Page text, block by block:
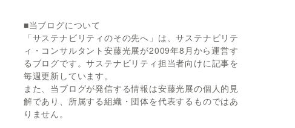
■当ブログについて
「サステナビリティのその先へ」は、サステナビリテ
ィ・コンサルタント安藤光展が2009年8月から運営す
るブログです。サステナビリティ担当者向けに記事を
毎週更新しています。
また、当ブログが発信する情報は安藤光展の個人的見
解であり、所属する組織・団体を代表するものではあ
りません。